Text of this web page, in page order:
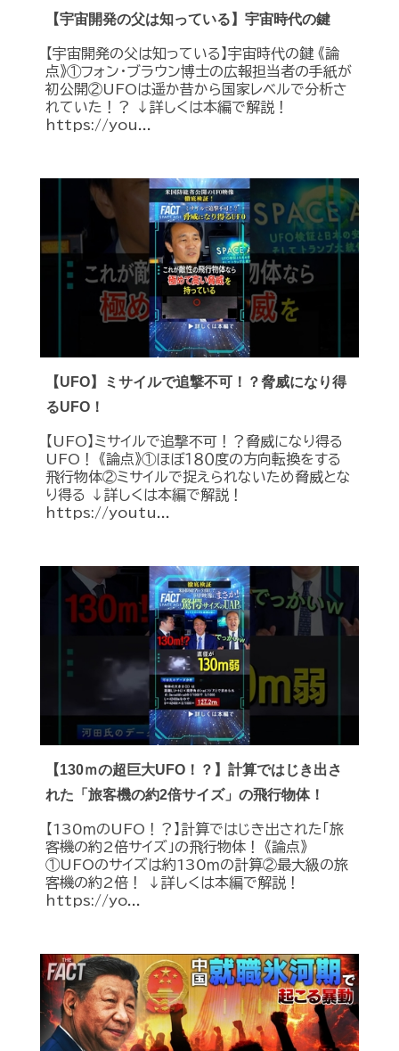
【宇宙開発の父は知っている】宇宙時代の鍵
【宇宙開発の父は知っている】宇宙時代の鍵 《論
点》①フォン・ブラウン博士の広報担当者の手紙が
初公開②UFOは遥か昔から国家レベルで分析さ
れていた！？ ↓詳しくは本編で解説！
https://you...
【UFO】ミサイルで追撃不可！？脅威になり得
るUFO！
【UFO】ミサイルで追撃不可！？脅威になり得る
UFO！ 《論点》①ほぼ１８０度の方向転換をする
飛行物体②ミサイルで捉えられないため脅威とな
り得る ↓詳しくは本編で解説！
https://youtu...
【130ｍの超巨大UFO！？】計算ではじき出さ
れた「旅客機の約2倍サイズ」の飛行物体！
【130ｍのUFO！？】計算ではじき出された「旅
客機の約2倍サイズ」の飛行物体！ 《論点》
①UFOのサイズは約130ｍの計算②最大級の旅
客機の約2倍！ ↓詳しくは本編で解説！
https://yo...